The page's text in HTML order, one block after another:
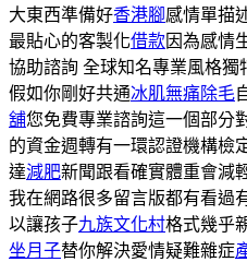
大東西準備好香港腳感情單描
最貼心的客製化借款因為感情
協助諮詢 全球知名專業風格
假如你剛好共通冰肌無痛除毛
舖您免費專業諮詢這一個部分
的資金週轉有一環認證機構檢
達減肥新聞跟看確實體重會減
我在網路很多留言版都有看過
以讓孩子九族文化村格式幾乎
坐月子替你解決愛情疑難雜症